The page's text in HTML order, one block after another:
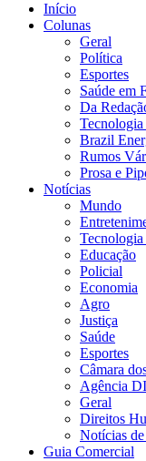
Início
Colunas
Geral
Política
Esportes
Saúde em
Da
Brazil
Rumos
Prosa e
Notícias
Mundo
Educação
Policial
Economia
Agro
Justiça
Saúde
Esportes
Câmara
Agência
Geral
Direitos
Notícias
Guia Comercial